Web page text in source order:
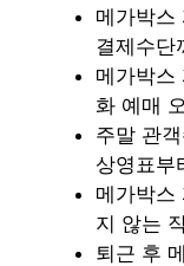
메가박스
결제수단
메가박스
화 예매
주말 관
상영표부
메가박스
지 않는
퇴근 후